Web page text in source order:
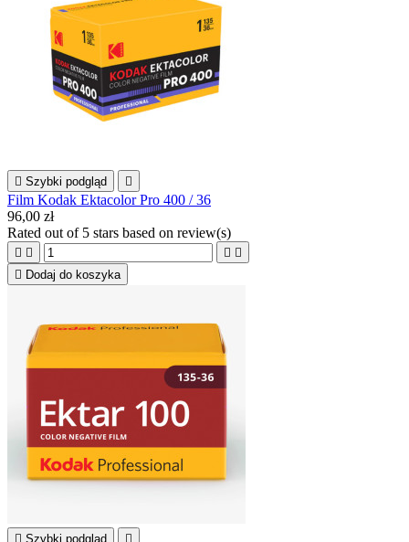
 Szybki podgląd 
Film Kodak Ektacolor Pro 400 / 36
96,00 zł
Rated out of 5 stars based on review(s)
   
 Dodaj do koszyka
 Szybki podgląd 